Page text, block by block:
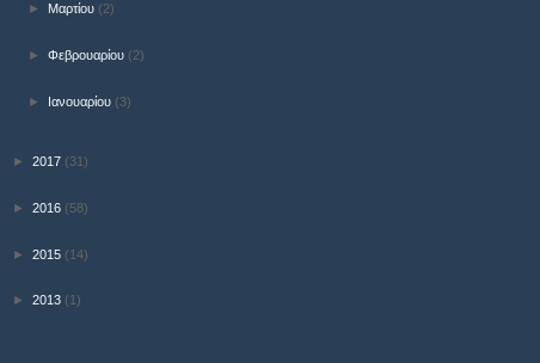
► Μαρτίου (2)
►Φεβρουαρίου (2)
► Ιανουαρίου (3)
► 2017 (31)
► 2016 (58)
► 2015 (14)
► 2013 (1)